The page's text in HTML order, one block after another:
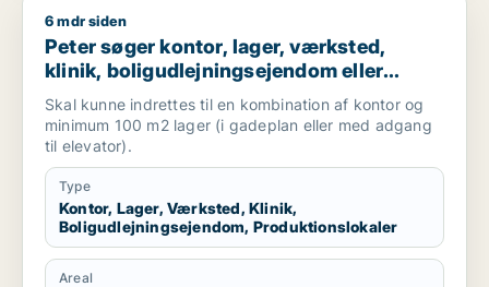
Peter søger kontor, lager, værksted, klinik,
6 mdr siden
Peter søger kontor, lager, værksted,
klinik, boligudlejningsejendom eller
produktionslokaler til salg i
Frederiksberg, Østerbro eller Nordhavn
m.fl.
Skal kunne indrettes til en kombination af kontor og
minimum 100 m2 lager (i gadeplan eller med adgang
til elevator).
Type
Kontor, Lager, Værksted, Klinik,
Boligudlejningsejendom, Produktionslokaler
Areal